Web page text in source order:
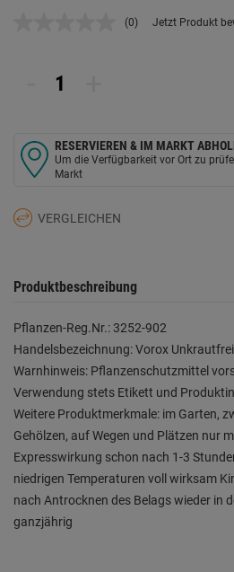
Kein
(0) Jetzt Produkt
RESERVIEREN & IM MARKT
Um die Verfügbarkeit vor Ort zu
Markt
VERGLEICHEN
Produktbeschreibung
Pflanzen-Reg.Nr.: 3252-902
Handelsbezeichnung: Vorox
Warnhinweis: Pflanzenschutzmittel
Verwendung stets Etikett und
Weitere Produktmerkmale: im Garten,
Gehölzen, auf Wegen und Plätzen nur
Expresswirkung schon nach 1-3
niedrigen Temperaturen voll wirksam
nach Antrocknen des Belags wieder in
ganzjährig